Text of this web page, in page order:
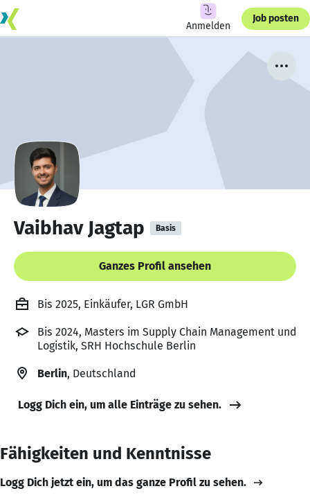
Anmelden
Job posten
Vaibhav Jagtap Basis
Ganzes Profil ansehen
Bis 2025, Einkäufer, LGR GmbH
Bis 2024, Masters im Supply Chain Management und
Logistik, SRH Hochschule Berlin
Berlin, Deutschland
Logg Dich ein, um alle Einträge zu sehen.
Fähigkeiten und Kenntnisse
Logg Dich jetzt ein, um das ganze Profil zu sehen.